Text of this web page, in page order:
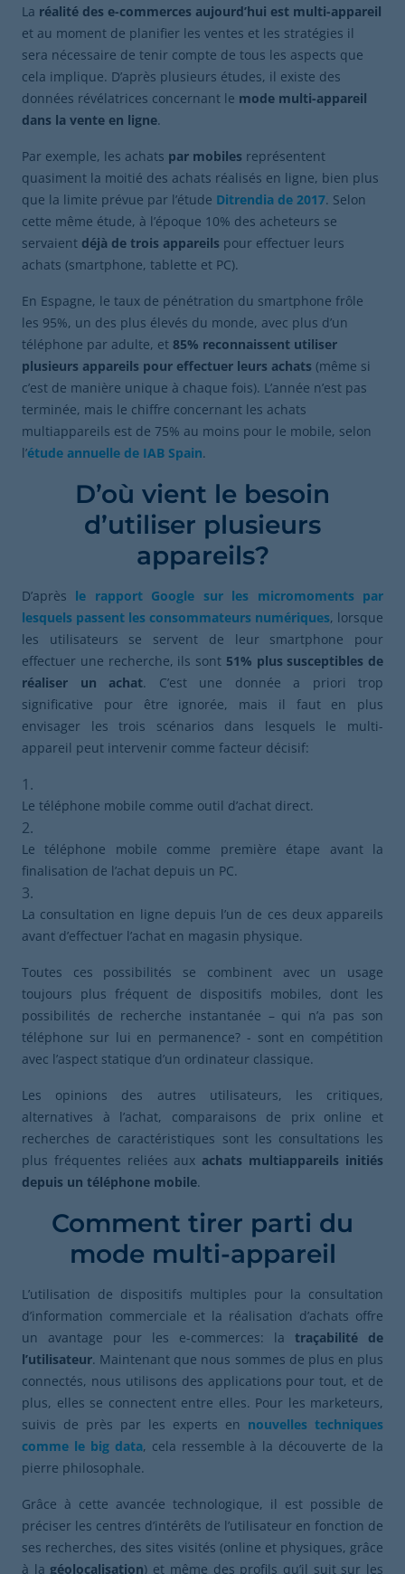
La réalité des e-commerces aujourd’hui est multi-appareil
et au moment de planifier les ventes et les stratégies il
sera nécessaire de tenir compte de tous les aspects que
cela implique. D’après plusieurs études, il existe des
données révélatrices concernant le mode multi-appareil
dans la vente en ligne.
Par exemple, les achats par mobiles représentent
quasiment la moitié des achats réalisés en ligne, bien plus
que la limite prévue par l’étude Ditrendia de 2017. Selon
cette même étude, à l’époque 10% des acheteurs se
servaient déjà de trois appareils pour effectuer leurs
achats (smartphone, tablette et PC).
En Espagne, le taux de pénétration du smartphone frôle
les 95%, un des plus élevés du monde, avec plus d’un
téléphone par adulte, et 85% reconnaissent utiliser
plusieurs appareils pour effectuer leurs achats (même si
c’est de manière unique à chaque fois). L’année n’est pas
terminée, mais le chiffre concernant les achats
multiappareils est de 75% au moins pour le mobile, selon
l’étude annuelle de IAB Spain.
D’où vient le besoin
d’utiliser plusieurs
appareils?
D’après le rapport Google sur les micromoments par
lesquels passent les consommateurs numériques, lorsque
les utilisateurs se servent de leur smartphone pour
effectuer une recherche, ils sont 51% plus susceptibles de
réaliser un achat. C’est une donnée a priori trop
significative pour être ignorée, mais il faut en plus
envisager les trois scénarios dans lesquels le multi-
appareil peut intervenir comme facteur décisif:
Le téléphone mobile comme outil d’achat direct.
Le téléphone mobile comme première étape avant la
finalisation de l’achat depuis un PC.
La consultation en ligne depuis l’un de ces deux appareils
avant d’effectuer l’achat en magasin physique.
Toutes ces possibilités se combinent avec un usage
toujours plus fréquent de dispositifs mobiles, dont les
possibilités de recherche instantanée – qui n’a pas son
téléphone sur lui en permanence? - sont en compétition
avec l’aspect statique d’un ordinateur classique.
Les opinions des autres utilisateurs, les critiques,
alternatives à l’achat, comparaisons de prix online et
recherches de caractéristiques sont les consultations les
plus fréquentes reliées aux achats multiappareils initiés
depuis un téléphone mobile.
Comment tirer parti du
mode multi-appareil
L’utilisation de dispositifs multiples pour la consultation
d’information commerciale et la réalisation d’achats offre
un avantage pour les e-commerces: la traçabilité de
l’utilisateur. Maintenant que nous sommes de plus en plus
connectés, nous utilisons des applications pour tout, et de
plus, elles se connectent entre elles. Pour les marketeurs,
suivis de près par les experts en nouvelles techniques
comme le big data, cela ressemble à la découverte de la
pierre philosophale.
Grâce à cette avancée technologique, il est possible de
préciser les centres d’intérêts de l’utilisateur en fonction de
ses recherches, des sites visités (online et physiques, grâce
à la géolocalisation) et même des profils qu’il suit sur les